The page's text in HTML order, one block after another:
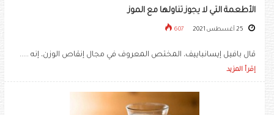
الأطعمة التي لا يجوز تناولها مع الموز
607
قال بافيل إيسانباييف، المختص المعروف في مجال إنقاص الوزن، إنه .....
إقرأ المزيد